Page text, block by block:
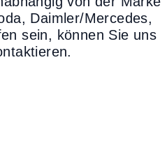
Daimler/Mercedes,
sein, können Sie uns